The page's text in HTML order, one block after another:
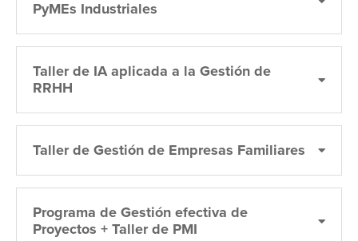
PyMEs Industriales
Taller de IA aplicada a la Gestión de
RRHH
Taller de Gestión de Empresas Familiares
Programa de Gestión efectiva de
Proyectos + Taller de PMI